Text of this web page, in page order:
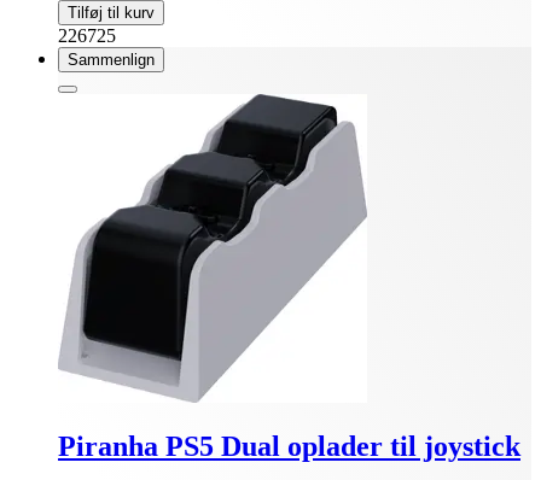
Tilføj til kurv
226725
Sammenlign
Piranha PS5 Dual oplader til joystick